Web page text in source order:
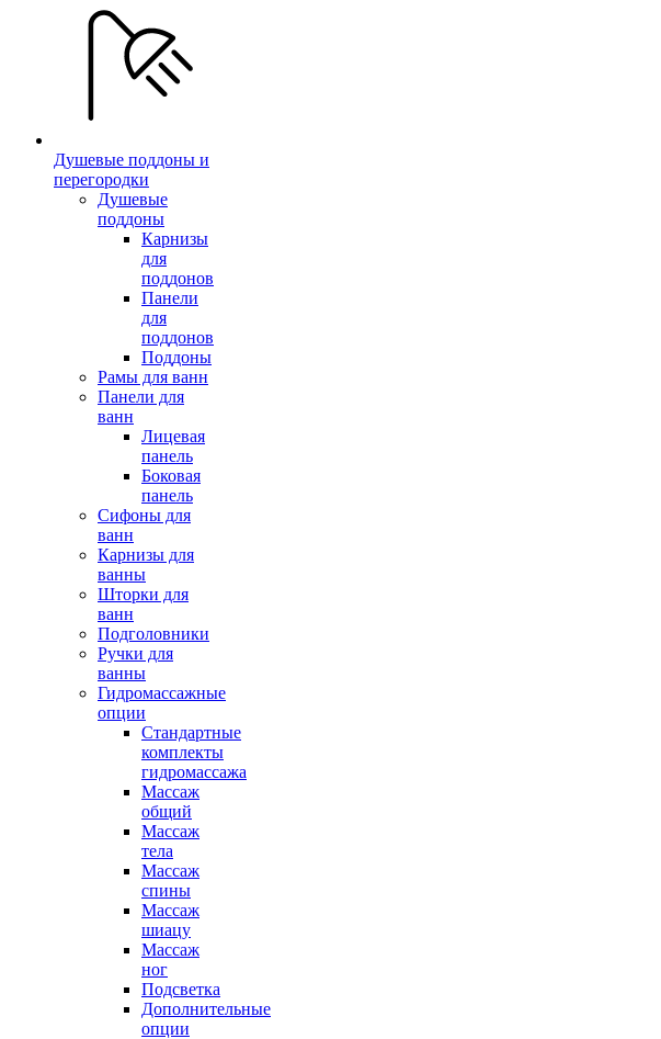
Душевые поддоны и
перегородки
Душевые
поддоны
Карнизы
для
поддонов
Панели
для
поддонов
Поддоны
Рамы для ванн
Панели для
ванн
Лицевая
панель
Боковая
панель
Сифоны для
ванн
Карнизы для
ванны
Шторки для
ванн
Подголовники
Ручки для
ванны
Гидромассажные
опции
Стандартные
комплекты
гидромассажа
Массаж
общий
Массаж
тела
Массаж
спины
Массаж
шиацу
Массаж
ног
Подсветка
Дополнительные
опции